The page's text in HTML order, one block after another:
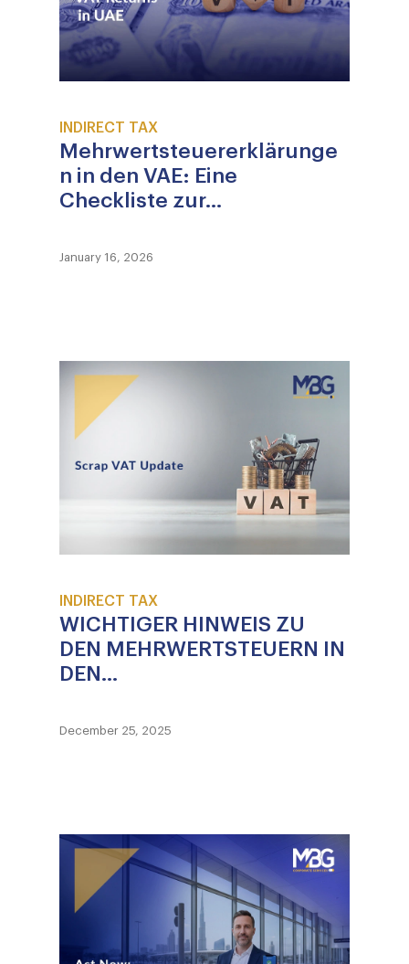
INDIRECT TAX
Mehrwertsteuererklärunge
n in den VAE: Eine
Checkliste zur...
January 16, 2026
INDIRECT TAX
WICHTIGER HINWEIS ZU
DEN MEHRWERTSTEUERN IN
DEN...
December 25, 2025